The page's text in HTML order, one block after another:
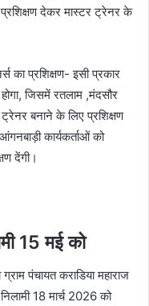
प्रशिक्षण देकर मास्टर ट्रेनर के
का प्रशिक्षण- इसी प्रकार
जिसमें रतलाम ,मंदसौर
बनाने के लिए प्रशिक्षण
कार्यकर्ताओं को
देंगी।
15 मई को
पंचायत कराडिया महाराज
18 मार्च 2026 को